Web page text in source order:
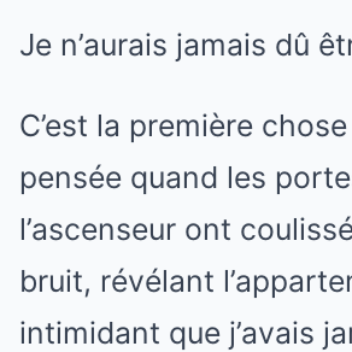
Je n’aurais jamais dû
C’est la première chose
pensée quand les
l’ascenseur ont
bruit, révélant
intimidant que j’avais